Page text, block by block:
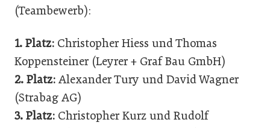
(Teambewerb):
1. Platz: Christopher Hiess und Thomas
Koppensteiner (Leyrer + Graf Bau GmbH)
2. Platz: Alexander Tury und David Wagner
(Strabag AG)
3. Platz: Christopher Kurz und Rudolf